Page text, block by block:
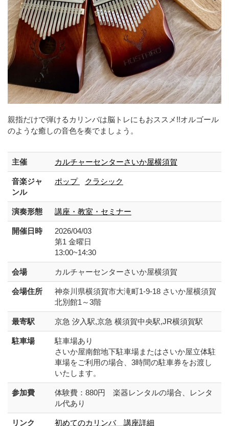
親指だけで弾けるカリンバは脳トレにもおススメ!!オルゴール
のような癒しの音色を奏でましょう。
主催 カルチャーセンターさいか屋横須賀
音楽ジャ
ンル
ポップ クラシック
演奏形態 講座・教室・セミナー
開催日時
2026/04/03
第1 金曜日
13:00~14:30
会場 カルチャーセンターさいか屋横須賀
会場住所
神奈川県横須賀市大滝町1-9-18 さいか屋横須賀
北別館1～3階
最寄駅 京急 汐入駅,京急 横須賀中央駅,JR横須賀駅
駐車場
駐車場あり
さいか屋南館地下駐車場またはさいか屋立体駐
車場をご利用の場合、3時間の駐車券をお渡し
いたします。
参加費
体験費：880円 楽器レンタルの場合、レンタ
ル代あり
リンク 初めてのカリンバ 講座詳細